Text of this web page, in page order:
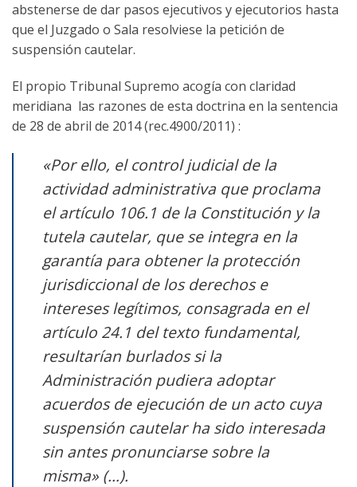
abstenerse de dar pasos ejecutivos y ejecutorios hasta
que el Juzgado o Sala resolviese la petición de
suspensión cautelar.
El propio Tribunal Supremo acogía con claridad
meridiana las razones de esta doctrina en la sentencia
de 28 de abril de 2014 (rec.4900/2011) :
«Por ello, el control judicial de la
actividad administrativa que proclama
el artículo 106.1 de la Constitución y la
tutela cautelar, que se integra en la
garantía para obtener la protección
jurisdiccional de los derechos e
intereses legítimos, consagrada en el
artículo 24.1 del texto fundamental,
resultarían burlados si la
Administración pudiera adoptar
acuerdos de ejecución de un acto cuya
suspensión cautelar ha sido interesada
sin antes pronunciarse sobre la
misma» (…).